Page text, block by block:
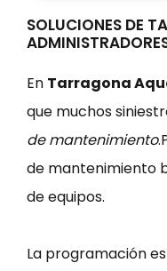
SOLUCIONES DE
En Tarragona
que muchos
de mantenimiento
de mantenimiento
de equipos.
La programación